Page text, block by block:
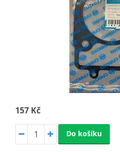
157 Kč
Do košíku